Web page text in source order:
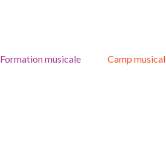
Formation musicale Camp musical